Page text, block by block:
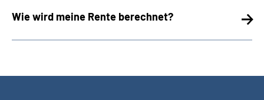
Wie wird meine Rente berechnet?